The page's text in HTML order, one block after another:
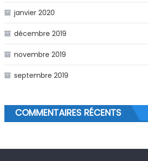
janvier 2020
décembre 2019
novembre 2019
septembre 2019
COMMENTAIRES RÉCENTS